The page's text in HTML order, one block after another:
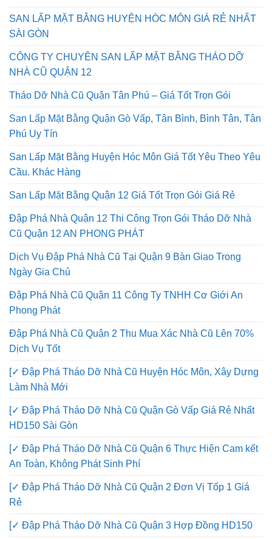
SAN LẤP MẶT BẰNG HUYỆN HÓC MÔN GIÁ RẺ NHẤT
SÀI GÒN
CÔNG TY CHUYÊN SAN LẤP MẶT BẰNG THÁO DỠ
NHÀ CŨ QUẬN 12
Tháo Dỡ Nhà Cũ Quận Tân Phú – Giá Tốt Trọn Gói
San Lấp Mặt Bằng Quận Gò Vấp, Tân Bình, Bình Tân, Tân
Phú Uy Tín
San Lấp Mặt Bằng Huyện Hóc Môn Giá Tốt Yêu Theo Yêu
Cầu. Khác Hàng
San Lấp Mặt Bằng Quận 12 Giá Tốt Trọn Gói Giá Rẻ
Đập Phá Nhà Quận 12 Thi Công Trọn Gói Tháo Dỡ Nhà
Cũ Quận 12 AN PHONG PHÁT
Dịch Vụ Đập Phá Nhà Cũ Tại Quận 9 Bàn Giao Trong
Ngày Gia Chủ
Đập Phá Nhà Cũ Quận 11 Công Ty TNHH Cơ Giới An
Phong Phát
Đập Phá Nhà Cũ Quận 2 Thu Mua Xác Nhà Cũ Lên 70%
Dịch Vụ Tốt
[✓ Đập Phá Tháo Dỡ Nhà Cũ Huyện Hóc Môn, Xây Dựng
Làm Nhà Mới
[✓ Đập Phá Tháo Dỡ Nhà Cũ Quận Gò Vấp Giá Rẻ Nhất
HD150 Sài Gòn
[✓ Đập Phá Tháo Dỡ Nhà Cũ Quận 6 Thực Hiện Cam kết
An Toàn, Không Phát Sinh Phí
[✓ Đập Phá Tháo Dỡ Nhà Cũ Quận 2 Đơn Vị Tốp 1 Giá
Rẻ
[✓ Đập Phá Tháo Dỡ Nhà Cũ Quận 3 Hợp Đồng HD150